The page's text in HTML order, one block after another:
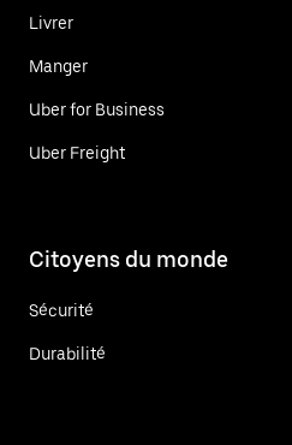
Livrer
Manger
Uber for Business
Uber Freight
Citoyens du monde
Sécurité
Durabilité